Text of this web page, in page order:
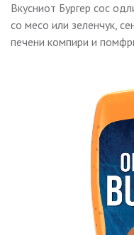
Вкусниот Бургер сос
со месо или зеленчук,
печени компири и